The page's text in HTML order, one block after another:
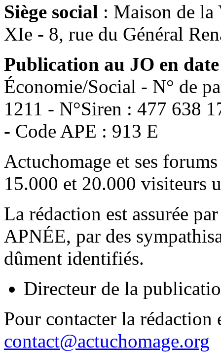
Siège social : Maison de la
XIe - 8, rue du Général
Publication au JO en
Économie/Social - N° de
1211 - N°Siren : 477 638
- Code APE : 913 E
Actuchomage et ses
15.000 et 20.000 visiteurs
La rédaction est assurée
APNÉE, par des
dûment identifiés.
Directeur de la
Pour contacter la rédaction
contact@actuchomage.org